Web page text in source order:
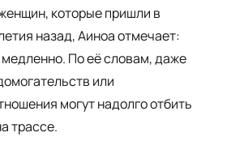
которые пришли в
назад, Аиноа отмечает:
По её словам, даже
или
могут надолго отбить
трассе.